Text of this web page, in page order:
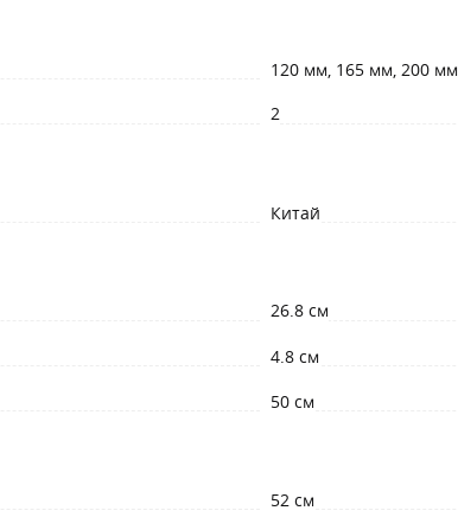
120 мм, 165 мм, 200 мм
2
Китай
26.8 см
4.8 см
50 см
52 см